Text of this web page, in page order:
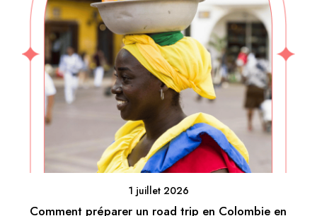
1 juillet 2026
Comment préparer un road trip en Colombie en